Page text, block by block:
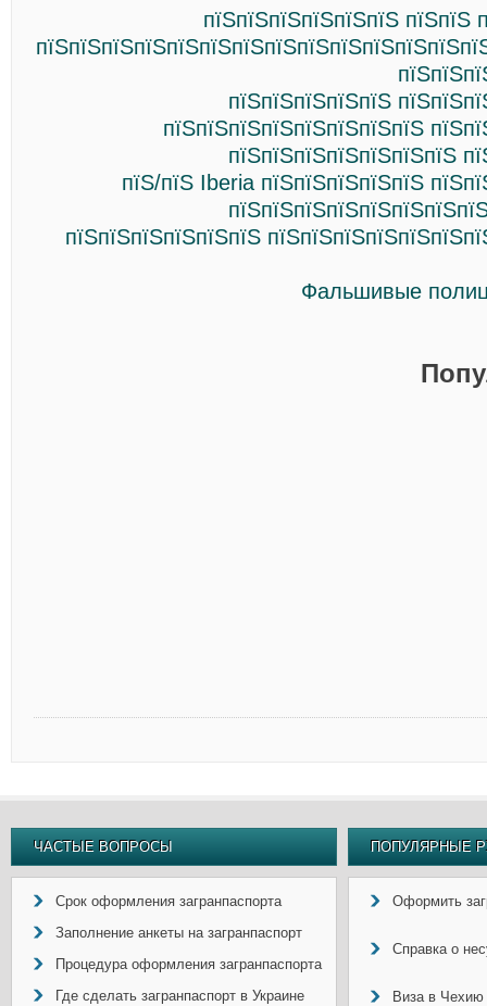
пїЅпїЅпїЅпїЅпїЅпїЅ пїЅпїЅ
пїЅпїЅпїЅпїЅпїЅ
пїЅпїЅпїЅпїЅпїЅпїЅпїЅпїЅ
пїЅпїЅпїЅпїЅпїЅпїЅпїЅ
пїЅ/пїЅ Iberia пїЅпїЅпїЅпїЅпїЅ
пїЅпїЅпїЅпїЅпїЅпїЅ
Фальшивые
ЧАСТЫЕ ВОПРОСЫ
Срок оформления загранпаспорта
Заполнение анкеты на загранпаспорт
Процедура оформления загранпаспорта
Где сделать загранпаспорт в Украине
ПОПУЛЯРНЫЕ
Оформить
Справка о
Виза в Чехию